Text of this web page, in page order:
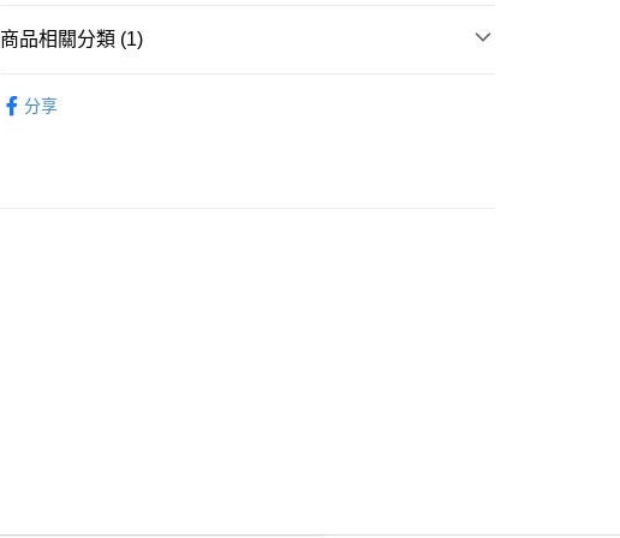
WeChat Pay
送貨方式
商品相關分類 (1)
分享